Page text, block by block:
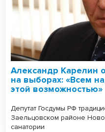
Александр Карелин
на выборах: «Всем
этой возможностью»
Депутат Госдумы РФ
Заельцовском районе
санатории